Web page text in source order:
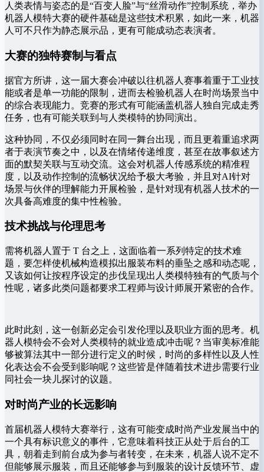
人类表情与姿态的是“百变人脸”与“丝滑动作”控制系统，举办
机器人模特大赛的硬件基础是这些技术积累，如此一来，机器
人可不只作为静态展示品，更有可能成动态表演者。
大赛的独特赛制与看点
据官方所讲，这一届大赛会冲破以往机器人赛事着重于工业技
能或者是单一功能的限制，进而去检验机器人在时尚场景当中
的综合表现能力。竞赛的形式有可能涵盖机器人独自完成走秀
任务，也有可能关联到与人类模特的协同演出。
这种协同，不仅必须同时在同一舞台出现，而且更着重追求两
者于表演节奏之中，以及在情绪传递维度，甚至在故事叙述方
面的默契关联与互动交流。这会对机器人传感系统的精准程
度，以及动作控制的流畅状况给予极大考验，并且对AI针对
场景与伙伴的理解能力开展检验，是针对现有机器人技术的一
次具备高难度的集中性检验。
技术挑战与伦理思考
需将机器人置于 T 台之上，这面临着一系列特定的技术难
题，要怎样使机械构造模拟出服装布料的垂坠之感和动态呢，
又该如何让按程序设定的步伐呈现出人类模特独有的气质与个
性呢，诸多此类问题都要求工程师与设计师展开紧密的合作。
此时此刻，这一创新必定会引发伦理以及职业方面的思考。机
器人模特会不会对人类模特的就业造成冲击呢？当审美标准能
够被算法其中一部分进行定义的时候，时尚的多样性以及人性
化表达会不会受到影响呢？这些皆是伴随着技术进步需要行业
同社会一块儿探讨的议题。
对时尚产业的长远影响
首届机器人模特大赛举行，这有可能变成时尚产业发展当中的
一个具有标识意义的事件，它意味着科技正从处于后台的工
具，朝着走到前台成为参与者转变，在未来，机器人说不定不
但能够展示服装，而且还能够参与到服装的设计反馈环节、虚